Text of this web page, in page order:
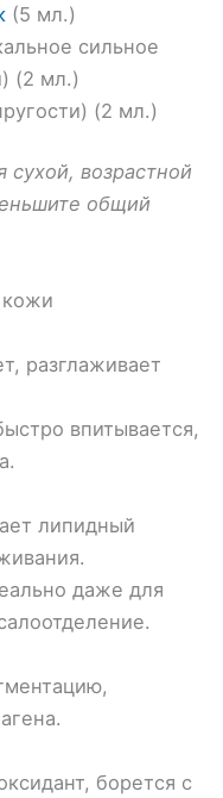
(5 мл.)
сильное
(2 мл.)
(2 мл.)
сухой, возрастной
общий
разглаживает
впитывается,
липидный
даже для
борется с